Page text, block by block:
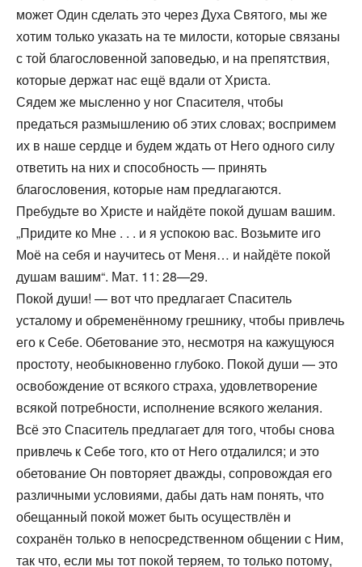
может Один сделать это через Духа Святого, мы же
хотим только указать на те милости, которые связаны
с той благословенной заповедью, и на препятствия,
которые держат нас ещё вдали от Христа.
Сядем же мысленно у ног Спасителя, чтобы
предаться размышлению об этих словах; воспримем
их в наше сердце и будем ждать от Него одного силу
ответить на них и способность — принять
благословения, которые нам предлагаются.
Пребудьте во Христе и найдёте покой душам вашим.
„Придите ко Мне . . . и я успокою вас. Возьмите иго
Моё на себя и научитесь от Меня… и найдёте покой
душам вашим“. Мат. 11: 28—29.
Покой души! — вот что предлагает Спаситель
усталому и обременённому грешнику, чтобы привлечь
его к Себе. Обетование это, несмотря на кажущуюся
простоту, необыкновенно глубоко. Покой души — это
освобождение от всякого страха, удовлетворение
всякой потребности, исполнение всякого желания.
Всё это Спаситель предлагает для того, чтобы снова
привлечь к Себе того, кто от Него отдалился; и это
обетование Он повторяет дважды, сопровождая его
различными условиями, дабы дать нам понять, что
обещанный покой может быть осуществлён и
сохранён только в непосредственном общении с Ним,
так что, если мы тот покой теряем, то только потому,